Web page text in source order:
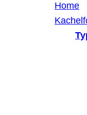
Home